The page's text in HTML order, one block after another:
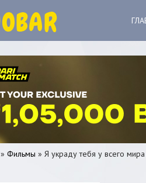
» Фильмы » Я украду тебя у всего мира